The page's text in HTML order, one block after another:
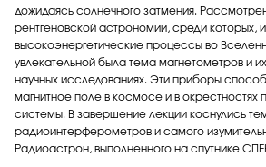
дожидаясь солнечного затмения.
рентгеновской астрономии, среди которых,
высокоэнергетические процессы во
увлекательной была тема магнетометров и
научных исследованиях. Эти приборы
магнитное поле в космосе и в окрестностях
системы. В завершение лекции коснулись
радиоинтерферометров и самого
Радиоастрон, выполненного на спутнике